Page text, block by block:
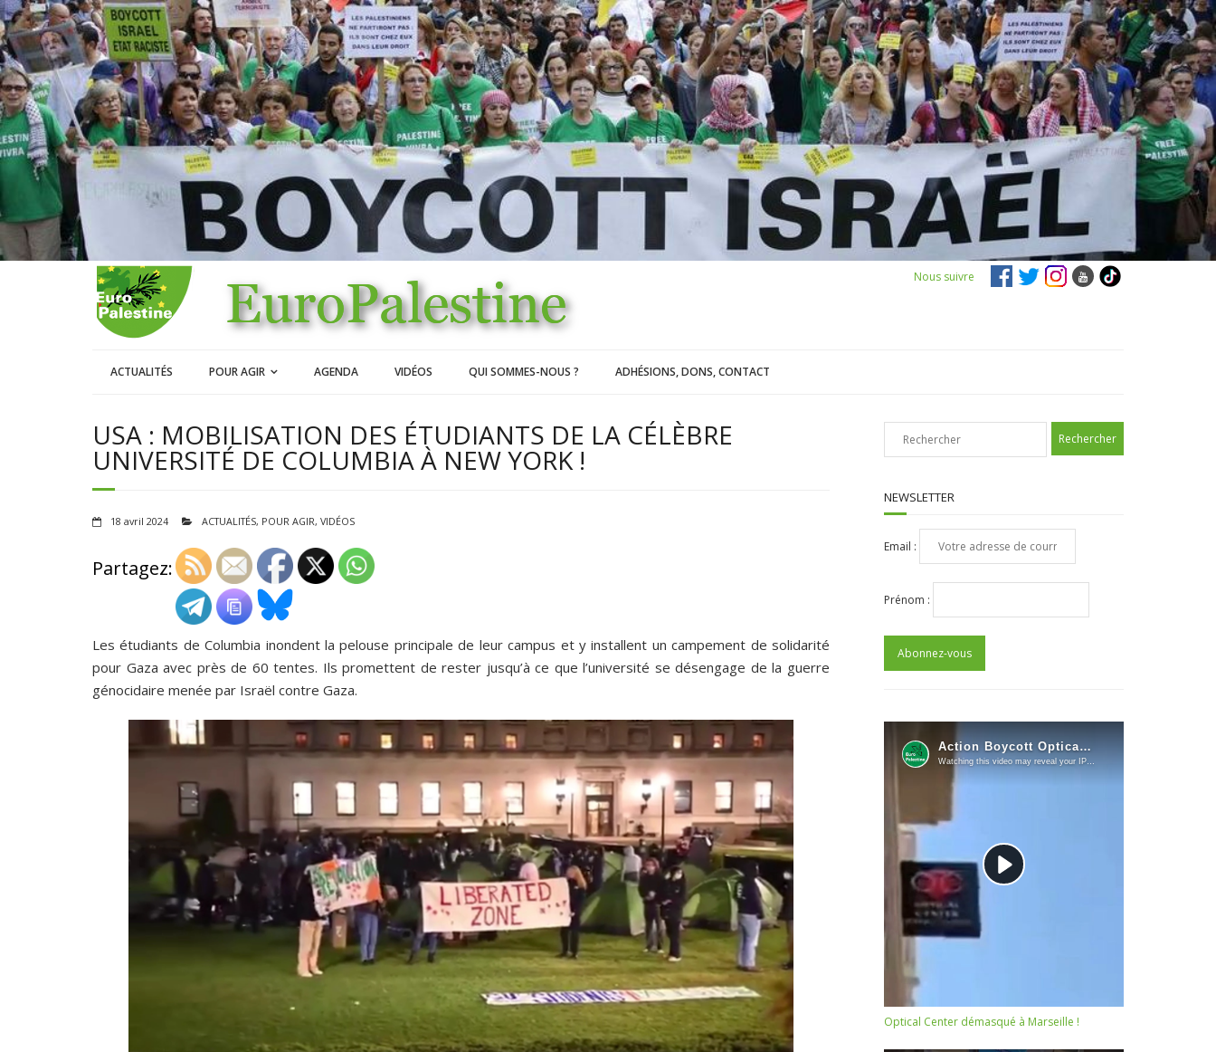
Nous suivre
ACTUALITÉS POUR AGIR AGENDA VIDÉOS QUI SOMMES-NOUS ? ADHÉSIONS, DONS, CONTACT
USA : MOBILISATION DES ÉTUDIANTS DE LA CÉLÈBRE
UNIVERSITÉ DE COLUMBIA À NEW YORK !
18 avril 2024 ACTUALITÉS, POUR AGIR, VIDÉOS
Partagez:
Les étudiants de Columbia inondent la pelouse principale de leur campus et y installent un campement de solidarité
pour Gaza avec près de 60 tentes. Ils promettent de rester jusqu’à ce que l’université se désengage de la guerre
génocidaire menée par Israël contre Gaza.
NEWSLETTER
Email :
Prénom :
Optical Center démasqué à Marseille !